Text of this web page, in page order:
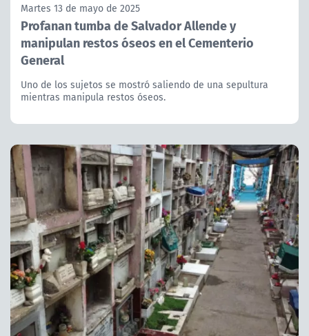
Martes 13 de mayo de 2025
Profanan tumba de Salvador Allende y
manipulan restos óseos en el Cementerio
General
Uno de los sujetos se mostró saliendo de una sepultura
mientras manipula restos óseos.